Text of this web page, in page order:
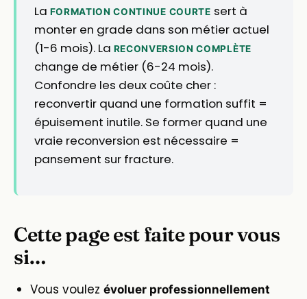
La FORMATION CONTINUE COURTE sert à
monter en grade dans son métier actuel
(1-6 mois). La RECONVERSION COMPLÈTE
change de métier (6-24 mois).
Confondre les deux coûte cher :
reconvertir quand une formation suffit =
épuisement inutile. Se former quand une
vraie reconversion est nécessaire =
pansement sur fracture.
Cette page est faite pour vous
si…
Vous voulez évoluer professionnellement